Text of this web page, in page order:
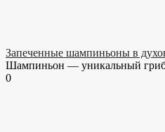
Запеченные шампиньоны в
Шампиньон — уникальный
0